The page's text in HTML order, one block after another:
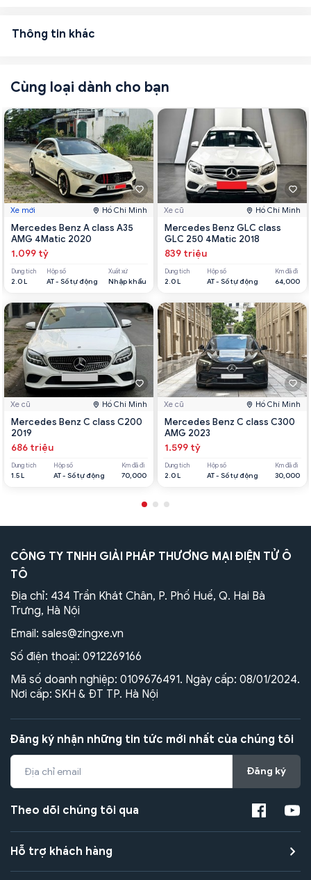
Thông tin khác
Cùng loại dành cho bạn
Xe mới Hồ Chí Minh
Mercedes Benz A class A35
AMG 4Matic 2020
1.099 tỷ
Dung tích
2.0 L
Hộp số
AT - Số tự động
Xuất xứ
Nhập khẩu
Xe cũ Hồ Chí Minh
Mercedes Benz C class C200
2019
686 triệu
Dung tích
1.5 L
Hộp số
AT - Số tự động
Km đã đi
70,000
Xe cũ Hồ Chí Minh
Mercedes Benz GLC class
GLC 250 4Matic 2018
839 triệu
Dung tích
2.0 L
Hộp số
AT - Số tự động
Km đã đi
64,000
Xe cũ Hồ Chí Minh
Mercedes Benz C class C300
AMG 2023
1.599 tỷ
Dung tích
2.0 L
Hộp số
AT - Số tự động
Km đã đi
30,000
CÔNG TY TNHH GIẢI PHÁP THƯƠNG MẠI ĐIỆN TỬ Ô
TÔ
Địa chỉ: 434 Trần Khát Chân, P. Phố Huế, Q. Hai Bà
Trưng, Hà Nội
Email: sales@zingxe.vn
Số điện thoại: 0912269166
Mã số doanh nghiệp: 0109676491. Ngày cấp: 08/01/2024.
Nơi cấp: SKH & ĐT TP. Hà Nội
Đăng ký nhận những tin tức mới nhất của chúng tôi
Đăng ký
Theo dõi chúng tôi qua
Hỗ trợ khách hàng